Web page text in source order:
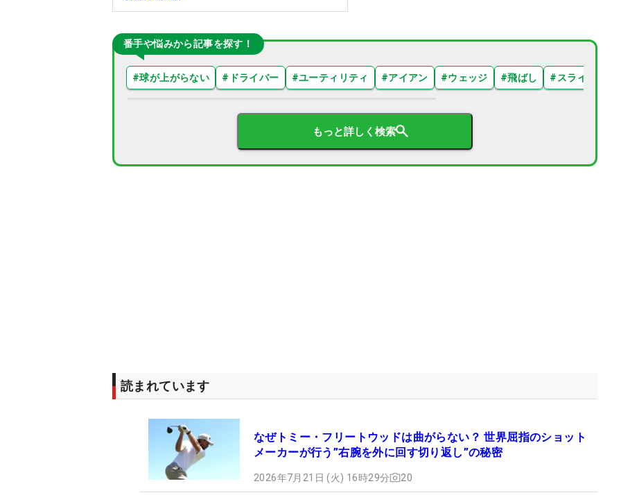
番手や悩みから記事を探す！
#球が上がらない # ドライバー #ユーティリティ #アイアン #ウェッジ #飛ばし # スライス
もっと詳しく検索
読まれています
なぜトミー・フリートウッドは曲がらない？ 世界屈指のショット
メーカーが行う”右腕を外に回す切り返し”の秘密
2026年7月21日 (火) 16時29分 20